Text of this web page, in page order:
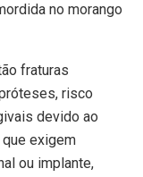
no morango
fraturas
risco
devido ao
exigem
ou implante,